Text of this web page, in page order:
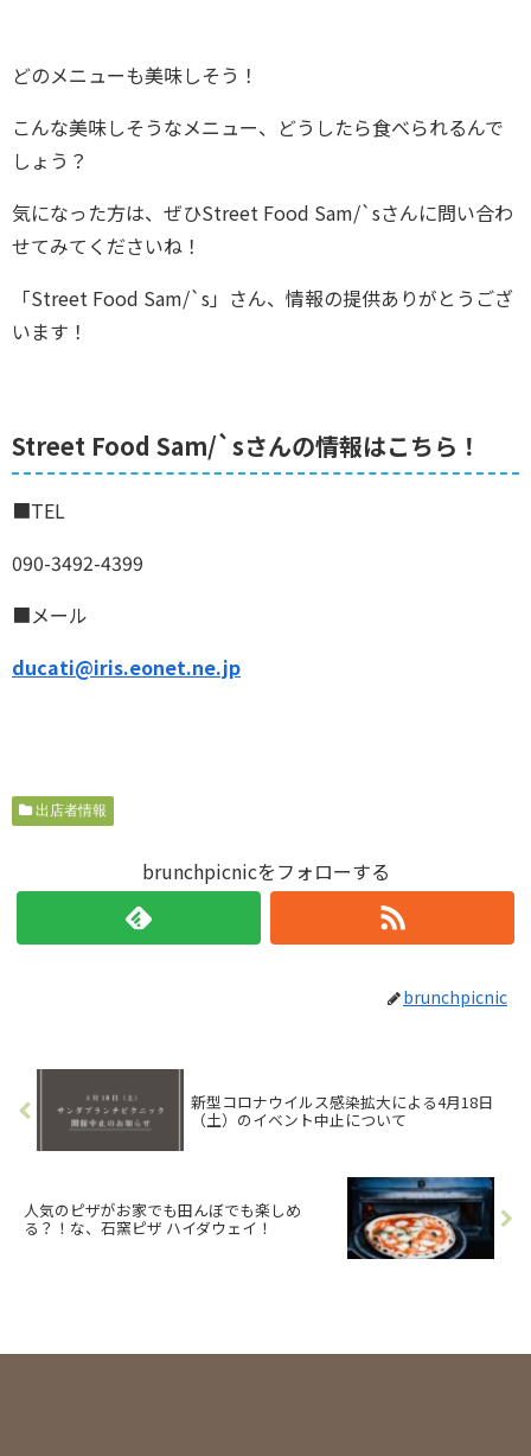
どのメニューも美味しそう！
こんな美味しそうなメニュー、どうしたら食べられるんで
しょう？
気になった方は、ぜひStreet Food Sam/`sさんに問い合わ
せてみてくださいね！
「Street Food Sam/`s」さん、情報の提供ありがとうござ
います！
Street Food Sam/`sさんの情報はこちら！
■TEL
090-3492-4399
■メール
ducati@iris.eonet.ne.jp
出店者情報
brunchpicnicをフォローする
brunchpicnic
新型コロナウイルス感染拡大による4月18日
（土）のイベント中止について
人気のピザがお家でも田んぼでも楽しめ
る？！な、石窯ピザ ハイダウェイ！